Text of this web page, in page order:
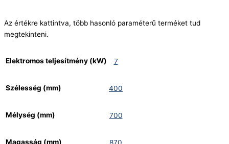
Az értékre kattintva, több hasonló paraméterű terméket tud
megtekinteni.
Elektromos teljesítmény (kW) 7
Szélesség (mm) 400
Mélység (mm) 700
Magasság (mm) 870